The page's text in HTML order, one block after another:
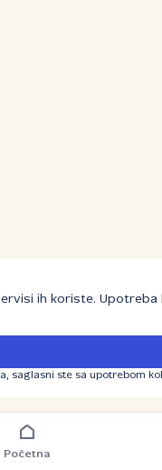
Početna
ih koriste. Upotreba
saglasni ste sa upotrebom